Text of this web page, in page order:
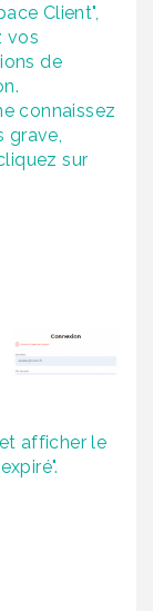
Client",
vos
de
connaissez
grave,
sur
afficher le